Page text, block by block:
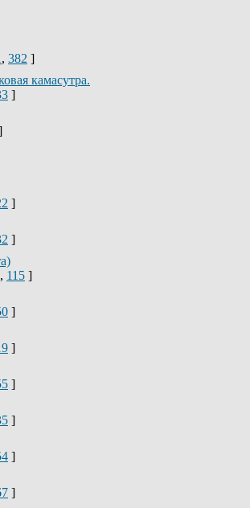
, 382 ]
камасутра.
]
]
]
, 115 ]
]
]
]
]
]
]